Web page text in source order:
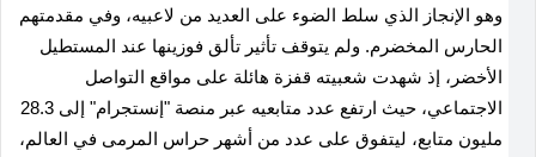
وهو الإنجاز الذي سلط الضوء على العديد من لاعبيه، وفي مقدمتهم
الحارس المخضرم. ولم يتوقف تأثير تألق فوزينها عند المستطيل
الأخضر، إذ شهدت شعبيته قفزة هائلة على مواقع التواصل
الاجتماعي، حيث ارتفع عدد متابعيه عبر منصة "إنستجرام" إلى 28.3
مليون متابع، ليتفوق على عدد من أشهر حراس المرمى في العالم،